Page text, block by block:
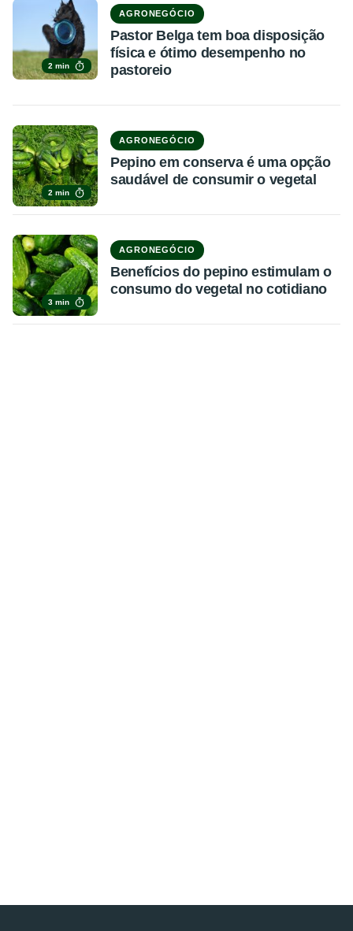
2 min
AGRONEGÓCIO
Pastor Belga tem boa disposição
física e ótimo desempenho no
pastoreio
2 min
AGRONEGÓCIO
Pepino em conserva é uma opção
saudável de consumir o vegetal
3 min
AGRONEGÓCIO
Benefícios do pepino estimulam o
consumo do vegetal no cotidiano